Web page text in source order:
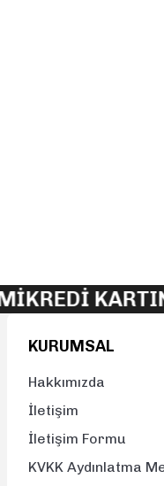
KREDİ
KURUMSAL
Hakkımızda
İletişim
İletişim Formu
KVKK Aydınlatma